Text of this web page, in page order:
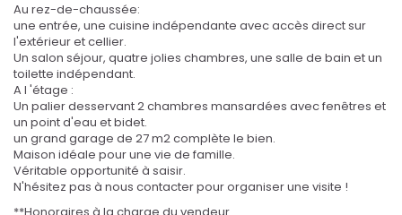
Au rez-de-chaussée:
une entrée, une cuisine indépendante avec accès direct sur
l'extérieur et cellier.
Un salon séjour, quatre jolies chambres, une salle de bain et un
toilette indépendant.
A l 'étage :
Un palier desservant 2 chambres mansardées avec fenêtres et
un point d'eau et bidet.
un grand garage de 27 m2 complète le bien.
Maison idéale pour une vie de famille.
Véritable opportunité à saisir.
N'hésitez pas à nous contacter pour organiser une visite !